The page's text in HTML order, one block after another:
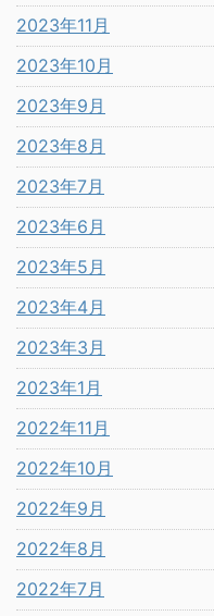
2023年11月
2023年10月
2023年9月
2023年8月
2023年7月
2023年6月
2023年5月
2023年4月
2023年3月
2023年1月
2022年11月
2022年10月
2022年9月
2022年8月
2022年7月